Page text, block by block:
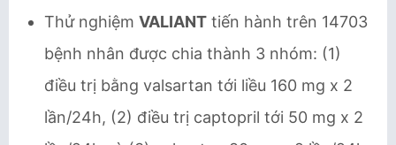
Thử nghiệm VALIANT tiến hành trên 14703
bệnh nhân được chia thành 3 nhóm: (1)
điều trị bằng valsartan tới liều 160 mg x 2
lần/24h, (2) điều trị captopril tới 50 mg x 2